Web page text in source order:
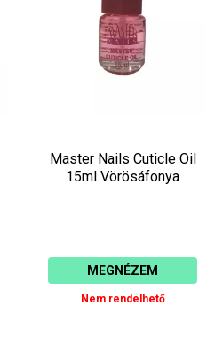
Master Nails Cuticle Oil
15ml Vörösáfonya
MEGNÉZEM
Nem rendelhető